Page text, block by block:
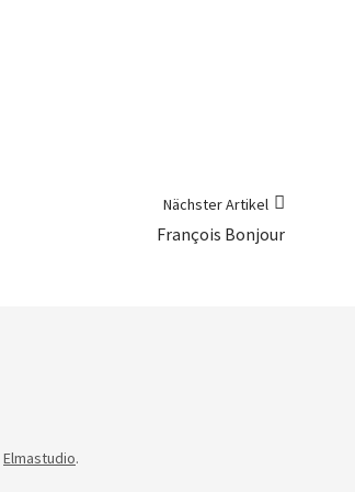
Nächster Artikel
François Bonjour
Elmastudio.